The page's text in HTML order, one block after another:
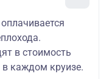
в стоимость
в каждом круизе.